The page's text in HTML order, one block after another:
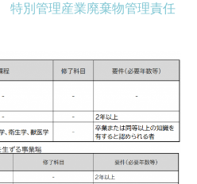
特別管理産業廃棄物管理責任